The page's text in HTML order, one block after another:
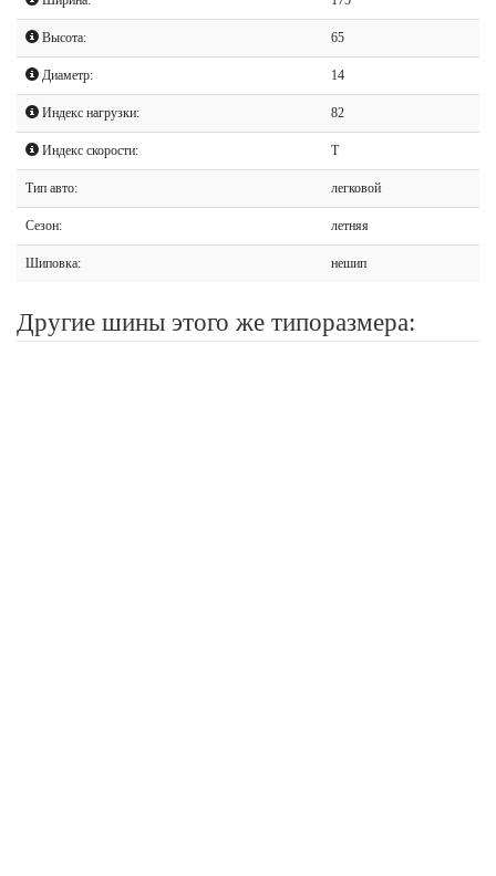
Высота: 65
Диаметр: 14
Индекс нагрузки: 82
Индекс скорости: T
Тип авто: легковой
Сезон: летняя
Шиповка: нешип
Другие шины этого же типоразмера: